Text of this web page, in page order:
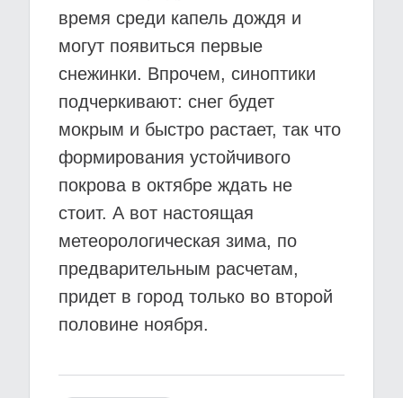
время среди капель дождя и
могут появиться первые
снежинки. Впрочем, синоптики
подчеркивают: снег будет
мокрым и быстро растает, так что
формирования устойчивого
покрова в октябре ждать не
стоит. А вот настоящая
метеорологическая зима, по
предварительным расчетам,
придет в город только во второй
половине ноября.